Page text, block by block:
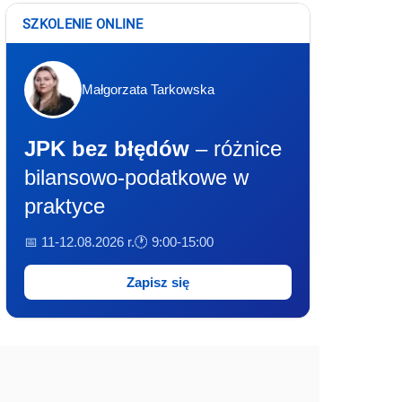
SZKOLENIE ONLINE
Małgorzata Tarkowska
JPK bez błędów – różnice
bilansowo-podatkowe w
praktyce
📅 11-12.08.2026 r.🕐 9:00-15:00
Zapisz się